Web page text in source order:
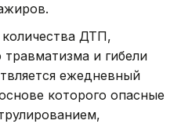
ДТП,
и гибели
ежедневный
которого опасные